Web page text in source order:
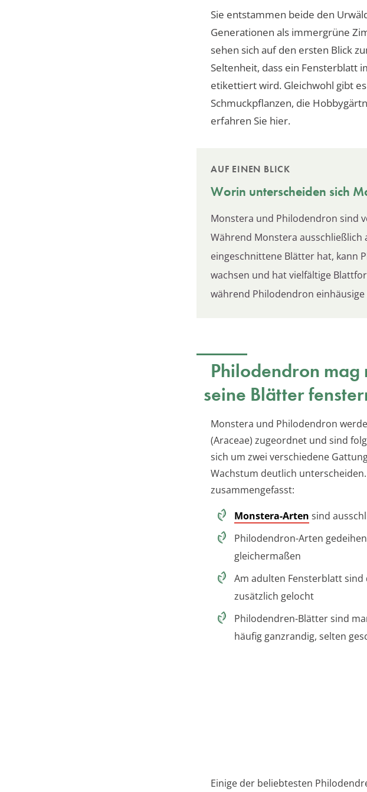
Sie entstammen beide den
Generationen als immergrüne
sehen sich auf den ersten Blick
Seltenheit, dass ein Fensterblatt
etikettiert wird. Gleichwohl gibt
Schmuckpflanzen, die
erfahren Sie hier.
AUF EINEN BLICK
Worin unterscheiden sich
Monstera und Philodendron sind
Während Monstera
eingeschnittene Blätter hat, kann
wachsen und hat vielfältige
während Philodendron einhäusige
Philodendron
seine Blätter
Monstera und Philodendron
(Araceae) zugeordnet und sind
sich um zwei verschiedene
Wachstum deutlich
zusammengefasst:
Monstera-Arten sind
Philodendron-Arten
gleichermaßen
Am adulten Fensterblatt
zusätzlich gelocht
Philodendren-Blätter sind
häufig ganzrandig, selten
Einige der beliebtesten